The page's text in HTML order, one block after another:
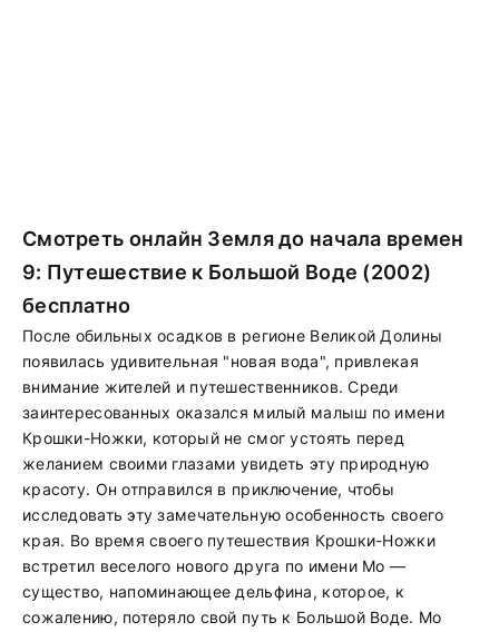
Смотреть онлайн Земля до начала времен
9: Путешествие к Большой Воде (2002)
бесплатно
После обильных осадков в регионе Великой Долины
появилась удивительная "новая вода", привлекая
внимание жителей и путешественников. Среди
заинтересованных оказался милый малыш по имени
Крошки-Ножки, который не смог устоять перед
желанием своими глазами увидеть эту природную
красоту. Он отправился в приключение, чтобы
исследовать эту замечательную особенность своего
края. Во время своего путешествия Крошки-Ножки
встретил веселого нового друга по имени Мо —
существо, напоминающее дельфина, которое, к
сожалению, потеряло свой путь к Большой Воде. Мо